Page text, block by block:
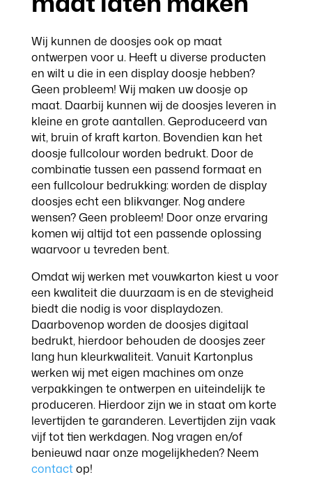
Wij kunnen de doosjes ook op maat
ontwerpen voor u. Heeft u diverse producten
en wilt u die in een display doosje hebben?
Geen probleem! Wij maken uw doosje op
maat. Daarbij kunnen wij de doosjes leveren in
kleine en grote aantallen. Geproduceerd van
wit, bruin of kraft karton. Bovendien kan het
doosje fullcolour worden bedrukt. Door de
combinatie tussen een passend formaat en
een fullcolour bedrukking: worden de display
doosjes echt een blikvanger. Nog andere
wensen? Geen probleem! Door onze ervaring
komen wij altijd tot een passende oplossing
waarvoor u tevreden bent.
Omdat wij werken met vouwkarton kiest u voor
een kwaliteit die duurzaam is en de stevigheid
biedt die nodig is voor displaydozen.
Daarbovenop worden de doosjes digitaal
bedrukt, hierdoor behouden de doosjes zeer
lang hun kleurkwaliteit. Vanuit Kartonplus
werken wij met eigen machines om onze
verpakkingen te ontwerpen en uiteindelijk te
produceren. Hierdoor zijn we in staat om korte
levertijden te garanderen. Levertijden zijn vaak
vijf tot tien werkdagen. Nog vragen en/of
benieuwd naar onze mogelijkheden? Neem
contactop!